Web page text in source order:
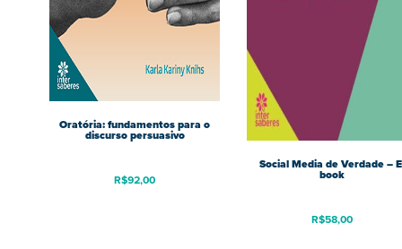
Oratória: fundamentos para o
discurso persuasivo
R$92,00
Social Media de Verdade –
book
R$58,00